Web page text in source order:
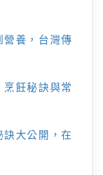
營養，台灣傳
飪秘訣與常
大公開，在